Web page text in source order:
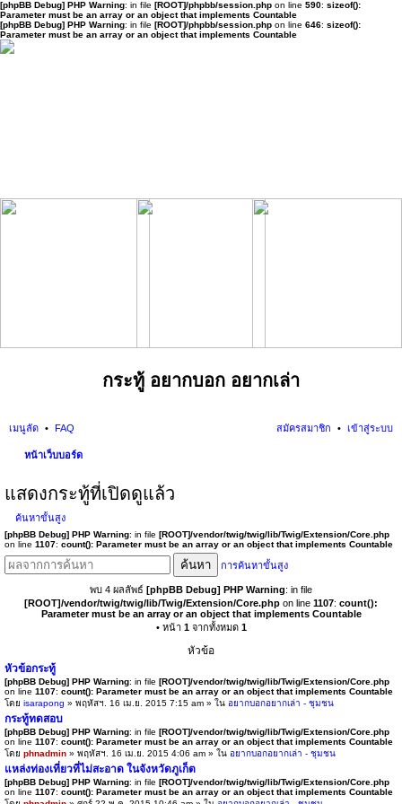
[phpBB Debug] PHP Warning: in file [ROOT]/phpbb/session.php on line 590: sizeof():
Parameter must be an array or an object that implements Countable
[phpBB Debug] PHP Warning: in file [ROOT]/phpbb/session.php on line 646: sizeof():
Parameter must be an array or an object that implements Countable
กระทู้ อยากบอก อยากเล่า
เมนูลัด FAQ เข้าสู่ระบบ
สมัครสมาชิก
หน้าเว็บบอร์ด
แสดงกระทู้ที่เปิดดูแล้ว
ค้นหาขั้นสูง
[phpBB Debug] PHP Warning: in file [ROOT]/vendor/twig/twig/lib/Twig/Extension/Core.php
on line 1107: count(): Parameter must be an array or an object that implements Countable
ค้นหา การค้นหาขั้นสูง
พบ 4 ผลลัพธ์ [phpBB Debug] PHP Warning: in file
[ROOT]/vendor/twig/twig/lib/Twig/Extension/Core.php on line 1107: count():
Parameter must be an array or an object that implements Countable
• หน้า 1จากทั้งหมด 1
หัวข้อ
หัวข้อกระทู้
[phpBB Debug] PHP Warning: in file [ROOT]/vendor/twig/twig/lib/Twig/Extension/Core.php
on line 1107: count(): Parameter must be an array or an object that implements Countable
โดย isarapong » พฤหัสฯ. 16 เม.ย. 2015 7:15 am » ใน อยากบอกอยากเล่า - ชุมชน
กระทู้ทดสอบ
[phpBB Debug] PHP Warning: in file [ROOT]/vendor/twig/twig/lib/Twig/Extension/Core.php
on line 1107: count(): Parameter must be an array or an object that implements Countable
โดย phnadmin » พฤหัสฯ. 16 เม.ย. 2015 4:06 am » ใน อยากบอกอยากเล่า - ชุมชน
แหล่งท่องเที่ยวที่ไม่สะอาด ในจังหวัดภูเก็ต
[phpBB Debug] PHP Warning: in file [ROOT]/vendor/twig/twig/lib/Twig/Extension/Core.php
on line 1107: count(): Parameter must be an array or an object that implements Countable